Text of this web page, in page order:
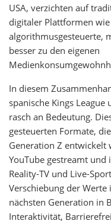
USA, verzichten auf
digitaler Plattformen
algorithmusgesteuerte,
besser zu den eigenen
In diesem
spanische Kings League
rasch an Bedeutung.
gesteuerten Formate,
Generation Z entwickelt
YouTube gestreamt und
Reality-TV und Live-
Verschiebung der
nächsten Generation in
Interaktivität,